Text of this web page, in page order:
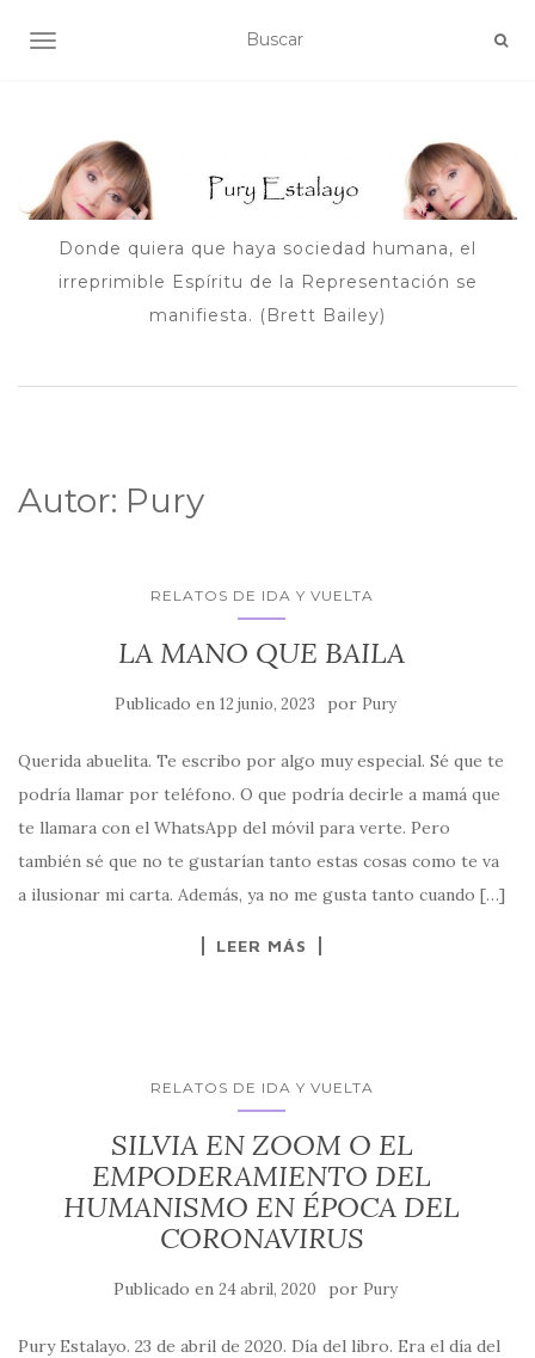
ALTERNAR NAVEGACIÓN
Donde quiera que haya sociedad humana, el
irreprimible Espíritu de la Representación se
manifiesta. (Brett Bailey)
Autor: Pury
RELATOS DE IDA Y VUELTA
LA MANO QUE BAILA
Publicado en 12 junio, 2023 por Pury
Querida abuelita. Te escribo por algo muy especial. Sé que te
podría llamar por teléfono. O que podría decirle a mamá que
te llamara con el WhatsApp del móvil para verte. Pero
también sé que no te gustarían tanto estas cosas como te va
a ilusionar mi carta. Además, ya no me gusta tanto cuando […]
LEER MÁS
RELATOS DE IDA Y VUELTA
SILVIA EN ZOOM O EL
EMPODERAMIENTO DEL
HUMANISMO EN ÉPOCA DEL
CORONAVIRUS
Publicado en 24 abril, 2020 por Pury
Pury Estalayo. 23 de abril de 2020. Día del libro. Era el día del